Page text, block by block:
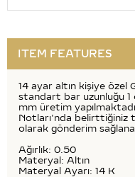
ITEM FEATURES
14 ayar altın kişiye özel
standart bar uzunluğu
mm üretim
Notları'nda belirttiğiniz
olarak gönderim
Ağırlık: 0.50
Materyal: Altın
Materyal Ayarı: 14 K